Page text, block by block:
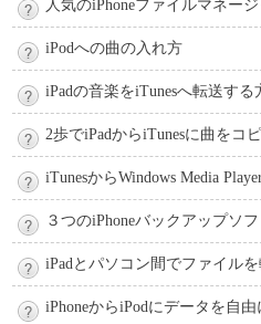
人気のiPhoneファイルマネー
iPodへの曲の入れ方
iPadの音楽をiTunesへ転送する
2歩でiPadからiTunesに曲をコ
iTunesからWindows Media
３つのiPhoneバックアップソ
iPadとパソコン間でファイル
iPhoneからiPodにデータを自